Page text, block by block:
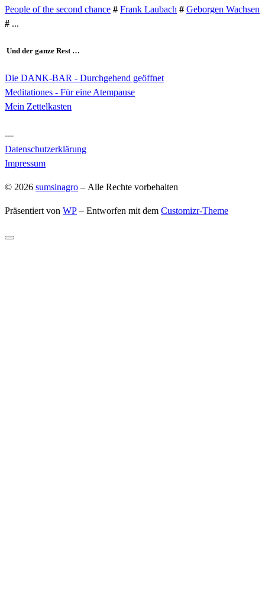
People of the second chance # Frank Laubach # Geborgen Wachsen
# ...
Und der ganze Rest …
Die DANK-BAR - Durchgehend geöffnet
Meditationes - Für eine Atempause
Mein Zettelkasten
---
Datenschutzerklärung
Impressum
© 2026 sumsinagro – Alle Rechte vorbehalten
Präsentiert von WP – Entworfen mit dem Customizr-Theme